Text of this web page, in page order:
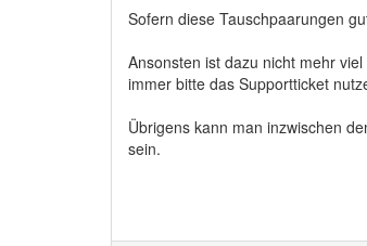
Sofern diese Tauschpaarungen
Ansonsten ist dazu nicht mehr
immer bitte das Supportticket
Übrigens kann man inzwischen
sein.